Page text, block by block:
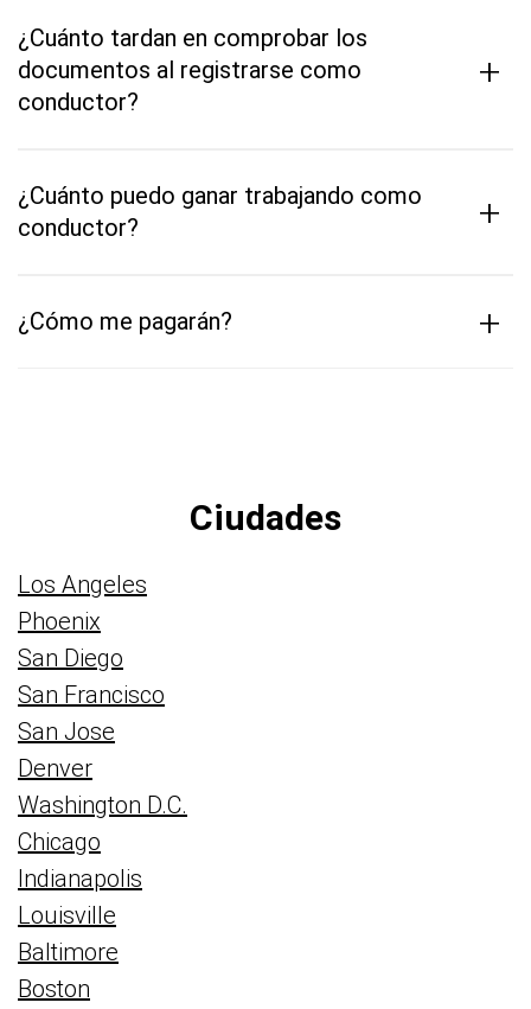
¿Cuánto tardan en comprobar los
documentos al registrarse como
conductor?
+
¿Cuánto puedo ganar trabajando como
conductor?
+
¿Cómo me pagarán? +
Ciudades
Los Angeles
Phoenix
San Diego
San Francisco
San Jose
Denver
Washington D.C.
Chicago
Indianapolis
Louisville
Baltimore
Boston